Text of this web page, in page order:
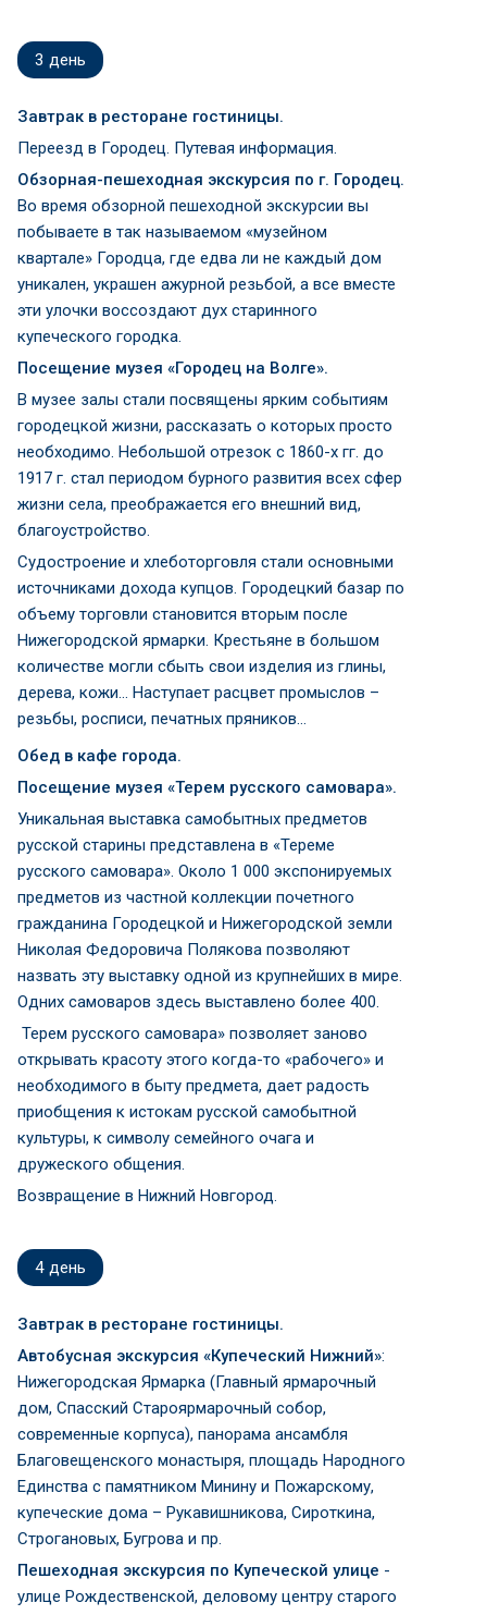
3 день
Завтрак в ресторане гостиницы.
Переезд в Городец. Путевая информация.
Обзорная-пешеходная экскурсия по г. Городец.
Во время обзорной пешеходной экскурсии вы
побываете в так называемом «музейном
квартале» Городца, где едва ли не каждый дом
уникален, украшен ажурной резьбой, а все вместе
эти улочки воссоздают дух старинного
купеческого городка.
Посещение музея «Городец на Волге».
В музее залы стали посвящены ярким событиям
городецкой жизни, рассказать о которых просто
необходимо. Небольшой отрезок с 1860-х гг. до
1917 г. стал периодом бурного развития всех сфер
жизни села, преображается его внешний вид,
благоустройство.
Судостроение и хлеботорговля стали основными
источниками дохода купцов. Городецкий базар по
объему торговли становится вторым после
Нижегородской ярмарки. Крестьяне в большом
количестве могли сбыть свои изделия из глины,
дерева, кожи… Наступает расцвет промыслов –
резьбы, росписи, печатных пряников…
Обед в кафе города.
Посещение музея «Терем русского самовара».
Уникальная выставка самобытных предметов
русской старины представлена в «Тереме
русского самовара». Около 1 000 экспонируемых
предметов из частной коллекции почетного
гражданина Городецкой и Нижегородской земли
Николая Федоровича Полякова позволяют
назвать эту выставку одной из крупнейших в мире.
Одних самоваров здесь выставлено более 400.
Терем русского самовара» позволяет заново
открывать красоту этого когда-то «рабочего» и
необходимого в быту предмета, дает радость
приобщения к истокам русской самобытной
культуры, к символу семейного очага и
дружеского общения.
Возвращение в Нижний Новгород.
4 день
Завтрак в ресторане гостиницы.
Автобусная экскурсия «Купеческий Нижний»:
Нижегородская Ярмарка (Главный ярмарочный
дом, Спасский Староярмарочный собор,
современные корпуса), панорама ансамбля
Благовещенского монастыря, площадь Народного
Единства с памятником Минину и Пожарскому,
купеческие дома – Рукавишникова, Сироткина,
Строгановых, Бугрова и пр.
Пешеходная экскурсия по Купеческой улице -
улице Рождественской, деловому центру старого